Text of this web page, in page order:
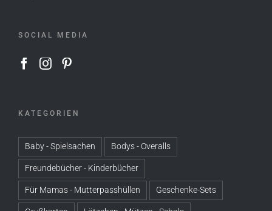
SOCIAL MEDIA
KATEGORIEN
Baby - Spielsachen Bodys - Overalls
Freundebücher - Kinderbücher
Für Mamas - Mutterpasshüllen Geschenke-Sets